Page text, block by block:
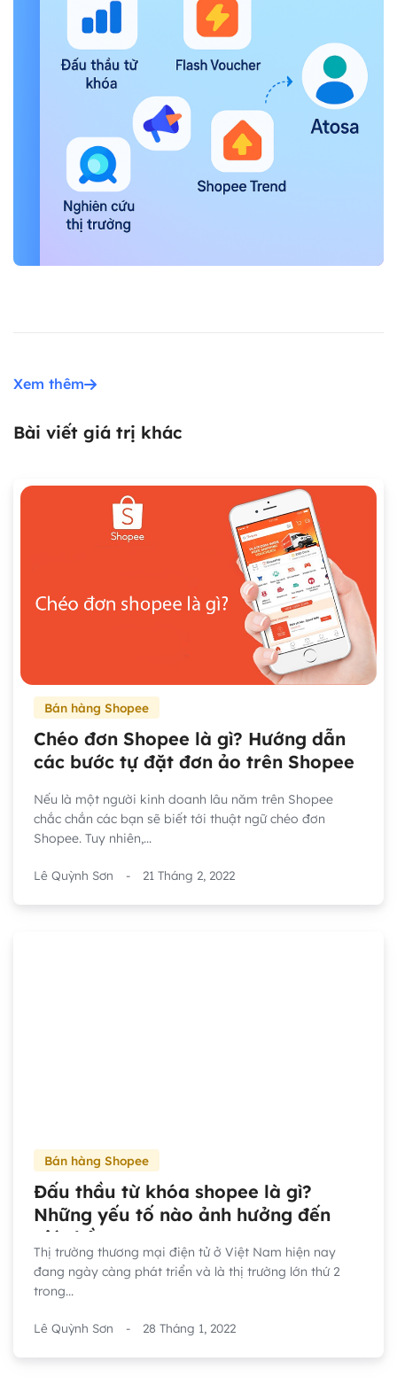
Bài viết giá trị khác
Xem thêm
Bán hàng Shopee
Chéo đơn Shopee là gì? Hướng dẫn
các bước tự đặt đơn ảo trên Shopee
Nếu là một người kinh doanh lâu năm trên Shopee
chắc chắn các bạn sẽ biết tới thuật ngữ chéo đơn
Shopee. Tuy nhiên,...
Lê Quỳnh Sơn - 21 Tháng 2, 2022
Bán hàng Shopee
Đấu thầu từ khóa shopee là gì?
Những yếu tố nào ảnh hưởng đến
giá thầu
Thị trường thương mại điện tử ở Việt Nam hiện nay
đang ngày càng phát triển và là thị trường lớn thứ 2
trong...
Lê Quỳnh Sơn - 28 Tháng 1, 2022